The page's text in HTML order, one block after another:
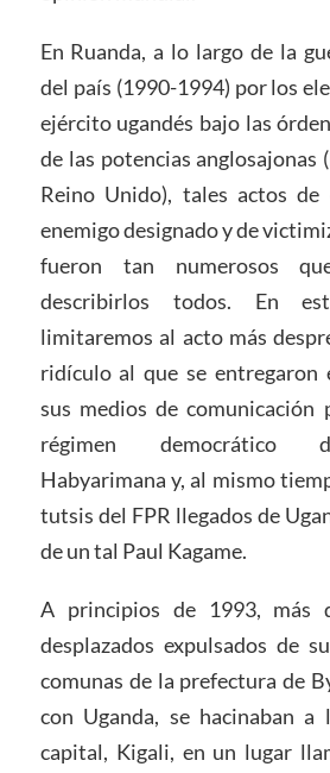
En Ruanda, a lo largo de la
del país (1990-1994) por los
ejército ugandés bajo las
de las potencias anglosajonas
Reino Unido), tales actos de
enemigo designado y de
fueron tan numerosos
describirlos todos. En
limitaremos al acto más
ridículo al que se entregaron
sus medios de comunicación
régimen democrático
Habyarimana y, al mismo
tutsis del FPR llegados de
de un tal Paul Kagame.
A principios de 1993, más
desplazados expulsados de
comunas de la prefectura de
con Uganda, se hacinaban
capital, Kigali, en un lugar